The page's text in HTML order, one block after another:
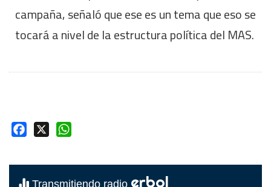
campaña, señaló que ese es un tema que eso se
tocará a nivel de la estructura política del MAS.
Facebook
Transmitiendo radio erbol